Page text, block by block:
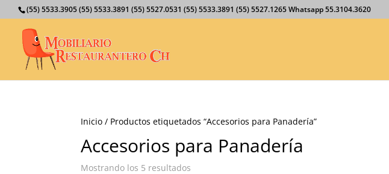
(55) 5533.3905 (55) 5533.3891 (55) 5527.0531 (55) 5533.3891 (55) 5527.1265 Whatsapp 55.3104.3620
Inicio / Productos etiquetados “Accesorios para Panadería”
Accesorios para Panadería
Mostrando los 5 resultados